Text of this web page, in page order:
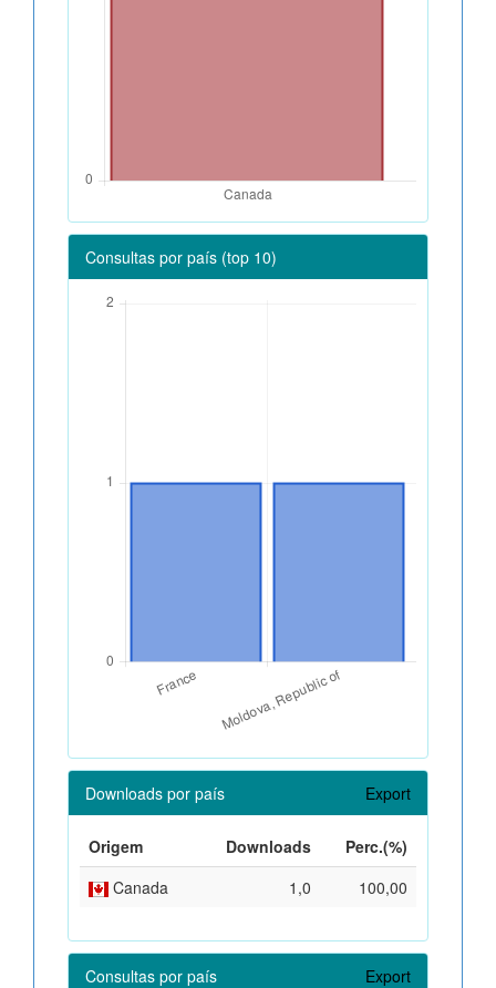
Consultas por país (top 10)
Downloads por país Export
Origem Downloads
Perc.(%)
Canada
1,0 100,00
Consultas por país Export